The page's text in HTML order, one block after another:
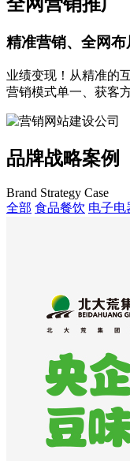
精准营销、全网布
业绩变现！从精准的
营销模式单一、获客
品牌战略案例
Brand Strategy Case
全部 食品餐饮 电子电